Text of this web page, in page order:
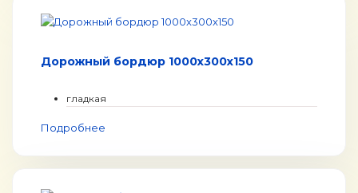
Дорожный бордюр 1000x300x150
гладкая
Подробнее